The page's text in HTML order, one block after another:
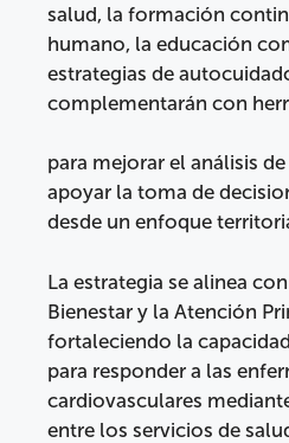
salud, la formación
humano, la educación
estrategias de
complementarán con
para mejorar el análisis
apoyar la toma de
desde un enfoque
La estrategia se alinea
Bienestar y la Atención
fortaleciendo la
para responder a las
cardiovasculares
entre los servicios de